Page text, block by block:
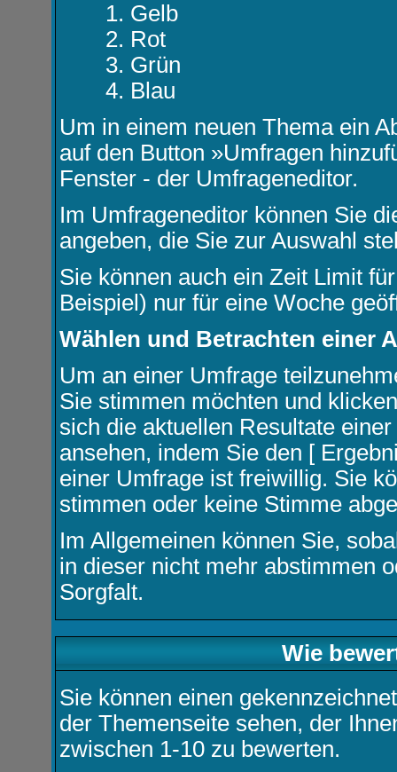
Gelb
Rot
Grün
Blau
Um in einem neuen Thema ein
auf den Button »Umfragen
Fenster - der Umfrageneditor.
Im Umfrageneditor können Sie
angeben, die Sie zur Auswahl
Sie können auch ein Zeit Limit
Beispiel) nur für eine Woche
Wählen und Betrachten einer
Um an einer Umfrage
Sie stimmen möchten und
sich die aktuellen Resultate
ansehen, indem Sie den [
einer Umfrage ist freiwillig. Sie
stimmen oder keine Stimme
Im Allgemeinen können Sie,
in dieser nicht mehr abstimmen
Sorgfalt.
Wie
Sie können einen
der Themenseite sehen, der
zwischen 1-10 zu bewerten.